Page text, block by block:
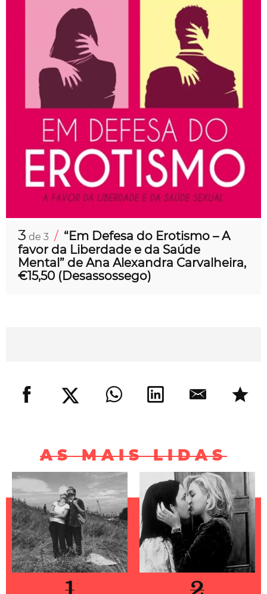
3 de 3 / “Em Defesa do Erotismo – A
favor da Liberdade e da Saúde
Mental” de Ana Alexandra Carvalheira,
€15,50 (Desassossego)
AS MAIS LIDAS